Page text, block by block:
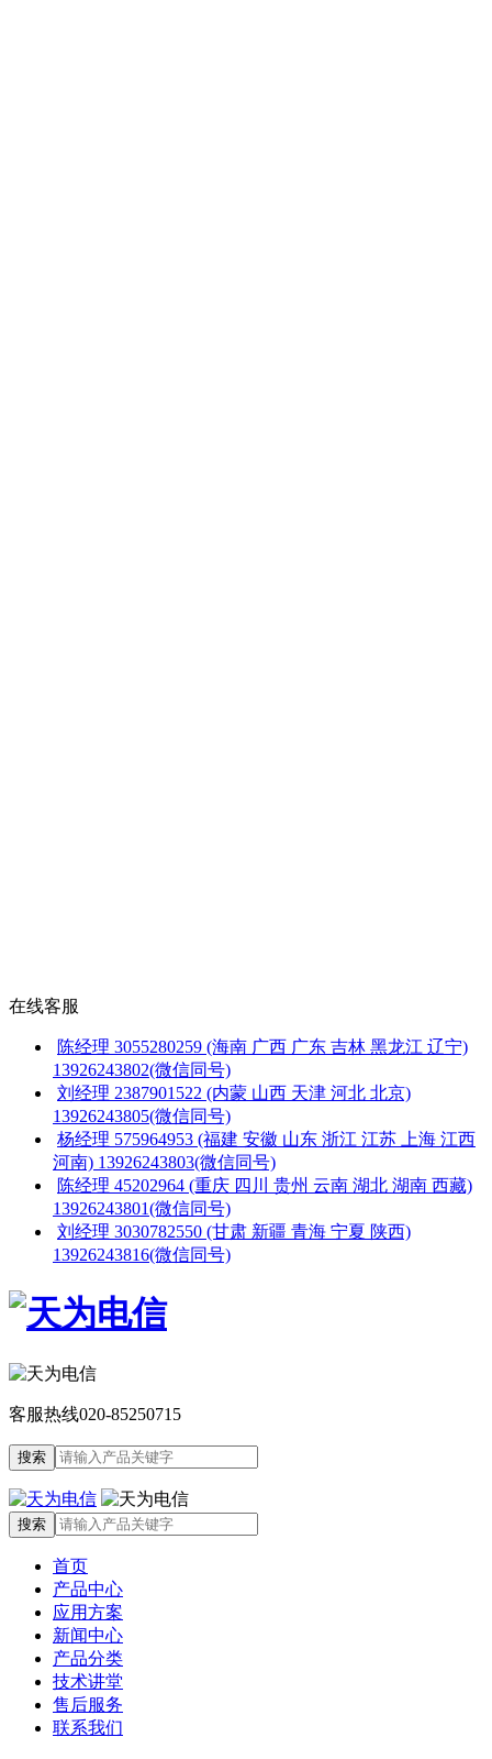
在线客服
陈经理 3055280259 (海南 广西 广东 吉林 黑龙江 辽宁)
13926243802(微信同号)
刘经理 2387901522 (内蒙 山西 天津 河北 北京)
13926243805(微信同号)
杨经理 575964953 (福建 安徽 山东 浙江 江苏 上海 江西
河南) 13926243803(微信同号)
陈经理 45202964 (重庆 四川 贵州 云南 湖北 湖南 西藏)
13926243801(微信同号)
刘经理 3030782550 (甘肃 新疆 青海 宁夏 陕西)
13926243816(微信同号)
客服热线020-85250715
首页
产品中心
应用方案
新闻中心
产品分类
技术讲堂
售后服务
联系我们